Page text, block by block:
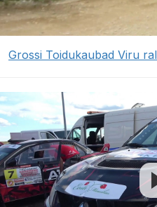
Grossi Toidukaubad Viru